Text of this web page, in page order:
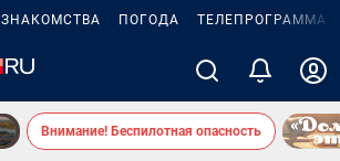
ЗНАКОМСТВА ПОГОДА ТЕЛЕПРОГРАММА
Внимание! Беспилотная опасность